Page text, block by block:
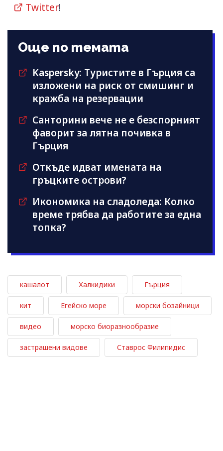
Twitter!
Още по темата
Kaspersky: Туристите в Гърция са
изложени на риск от смишинг и
кражба на резервации
Санторини вече не е безспорният
фаворит за лятна почивка в
Гърция
Откъде идват имената на
гръцките острови?
Икономика на сладоледа: Колко
време трябва да работите за една
топка?
кашалот Халкидики Гърция
кит Егейско море морски бозайници
видео морско биоразнообразие
застрашени видове Ставрос Филипидис